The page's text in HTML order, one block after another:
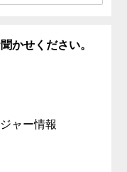
かせください。
ャー情報